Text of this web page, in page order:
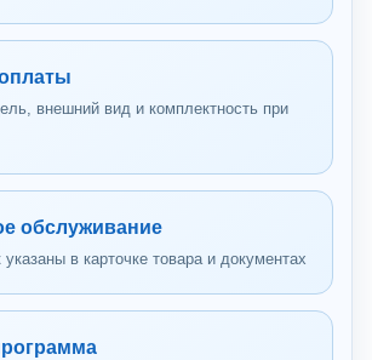
внешний вид и комплектность при
обслуживание
в карточке товара и документах